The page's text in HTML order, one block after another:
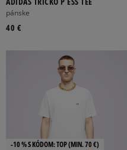
pánske
40 €
-10 % S KÓDOM: TOP (MIN. 70 €)